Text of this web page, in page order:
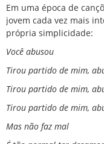
Em uma época de
jovem cada vez mais
própria simplicidade:
Você abusou
Tirou partido de mim,
Tirou partido de mim,
Tirou partido de mim,
Mas não faz mal